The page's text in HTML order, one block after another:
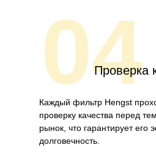
04
Проверка
Каждый фильтр Hengst
проверку качества перед
рынок, что гарантирует его
долговечность.